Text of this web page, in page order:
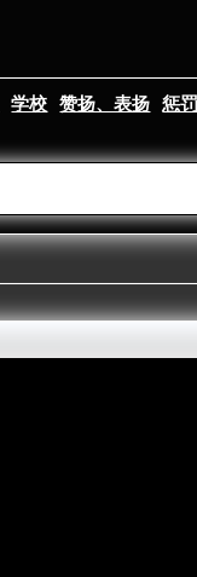
学校 赞扬、表扬 惩